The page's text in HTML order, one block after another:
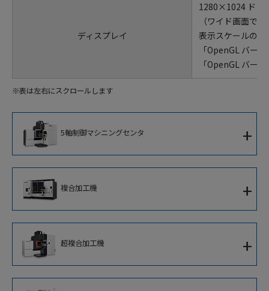
ディスプレイ
1280×1024 ドッ
（ワイド画面で
表示スケールの
「OpenGL バー
「OpenGL バー
※表は左右にスクロールします
5軸制御マシニングセンタ +
5軸制御立形マシニングセンタ
5軸制御横形マシニングセンタ
5軸制御大型マシニングセンタ
5軸制御高速ブレード加工専用機
複合加工機 +
複合加工機
5軸制御立形複合加工機
立形複合加工機
超複合加工機 +
超複合加工機